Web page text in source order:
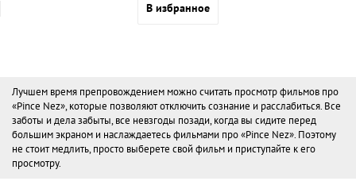
В избранное
Лучшем время препровождением можно считать просмотр фильмов про
«Pince Nez», которые позволяют отключить сознание и расслабиться. Все
заботы и дела забыты, все невзгоды позади, когда вы сидите перед
большим экраном и наслаждаетесь фильмами про «Pince Nez». Поэтому
не стоит медлить, просто выберете свой фильм и приступайте к его
просмотру.